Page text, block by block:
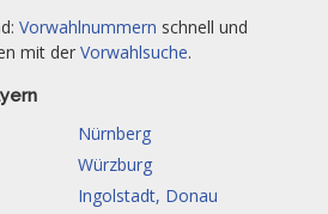
Vorwahlnummern schnell und
mit der Vorwahlsuche.
Nürnberg
Würzburg
Ingolstadt, Donau